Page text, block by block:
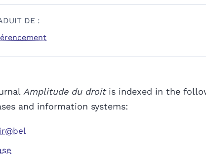
DE :
Amplitude du droitis indexed in the
and information systems: